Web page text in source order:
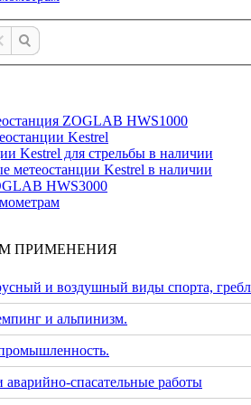
ZOGLAB HWS1000
Kestrel
Kestrel для стрельбы в наличии
метеостанции Kestrel в наличии
HWS3000
ПРИМЕНЕНИЯ
и воздушный виды спорта,
и альпинизм.
спасательные работы